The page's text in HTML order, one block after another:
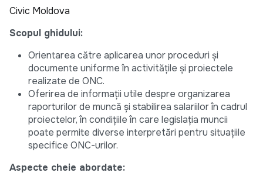
Civic Moldova
Scopul ghidului:
Orientarea către aplicarea unor proceduri și
documente uniforme în activitățile și proiectele
realizate de ONC.
Oferirea de informații utile despre organizarea
raporturilor de muncă și stabilirea salariilor în cadrul
proiectelor, în condițiile în care legislația muncii
poate permite diverse interpretări pentru situațiile
specifice ONC-urilor.
Aspecte cheie abordate: